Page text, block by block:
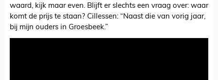
waard, kijk maar even. Blijft er slechts een vraag over: waar
komt de prijs te staan? Cillessen: “Naast die van vorig jaar,
bij mijn ouders in Groesbeek.”